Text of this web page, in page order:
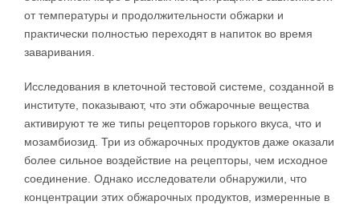
от температуры и продолжительности обжарки и
практически полностью переходят в напиток во время
заваривания.
Исследования в клеточной тестовой системе, созданной в
институте, показывают, что эти обжарочные вещества
активируют те же типы рецепторов горького вкуса, что и
мозамбиозид. Три из обжарочных продуктов даже оказали
более сильное воздействие на рецепторы, чем исходное
соединение. Однако исследователи обнаружили, что
концентрации этих обжарочных продуктов, измеренные в